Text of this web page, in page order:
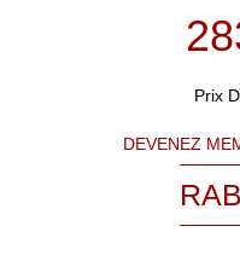
Prix
DEVENEZ